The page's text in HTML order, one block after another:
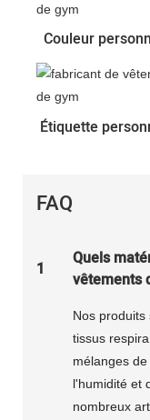
Couleur
Étiquette
FAQ
1
Quels
vêtements
Nos
tissus
mélanges
l'humidité et
nombreux